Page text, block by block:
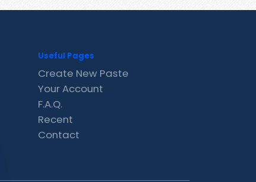
Useful Pages
Create New Paste
Your Account
F.A.Q.
Recent
Contact